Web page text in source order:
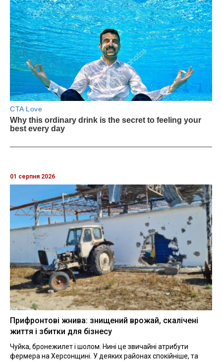
01 серпня 2026
Прифронтові жнива: знищений врожай, скалічені
життя і збитки для бізнесу
Чуйка, бронежилет і шолом. Нині це звичайні атрибути
фермера на Херсонщині. У деяких районах спокійніше, та